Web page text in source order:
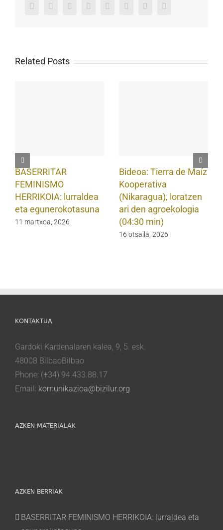
FacebookTwitter LinkedInReddit Tumblr Pinterest
Related Posts
BASERRITAR
FEMINISMO
HERRIKOIA: lurraldea
eta egunerokotasuna
11 martxoa, 2026
Bideoa: Tierra de Maíz
Kooperativa
(Nikaragua), loratzen
ari den agroekologia
(04:30 min)
16 otsaila, 2026
KONTAKTUA
Gardoki Kardenalaren kalea, 9, 5. esk.
48008 BilbaoBilbao
Phone: (+34) 94.433.88.17
Email: komunikazioa@bizilur.org
AZKEN MATERIALAK
AZKEN BERRIAK
BASERRITAR FEMINISMO HERRIKOIA: lurraldea eta